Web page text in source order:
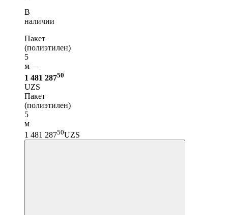
В
наличии
Пакет
(полиэтилен)
5
м —
1 481 28750
UZS
Пакет
(полиэтилен)
5
м
1 481 28750UZS